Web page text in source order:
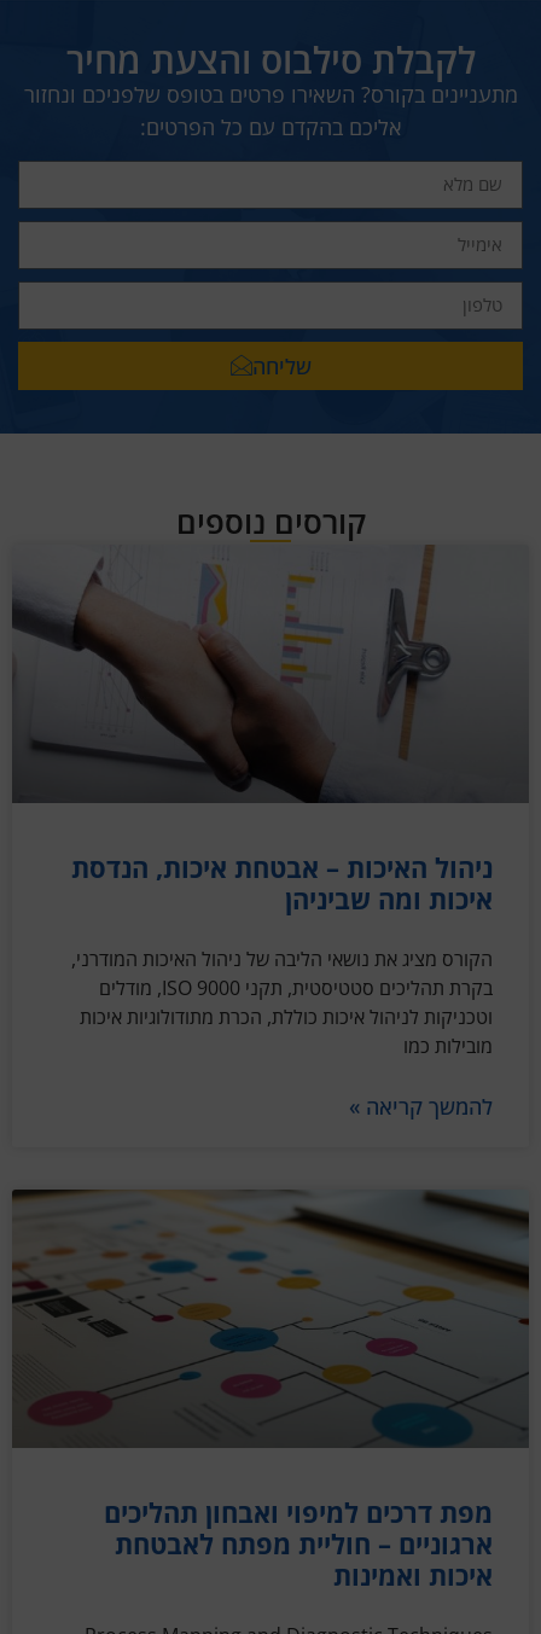
לקבלת סילבוס והצעת מחיר
מתעניינים בקורס? השאירו פרטים בטופס שלפניכם ונחזור
אליכם בהקדם עם כל הפרטים:
שליחה
קורסים נוספים
ניהול האיכות – אבטחת איכות, הנדסת
איכות ומה שביניהן
הקורס מציג את נושאי הליבה של ניהול האיכות המודרני,
בקרת תהליכים סטטיסטית, תקני 9000 ISO, מודלים
וטכניקות לניהול איכות כוללת, הכרת מתודולוגיות איכות
מובילות כמו
להמשך קריאה »
מפת דרכים למיפוי ואבחון תהליכים
ארגוניים – חוליית מפתח לאבטחת
איכות ואמינות